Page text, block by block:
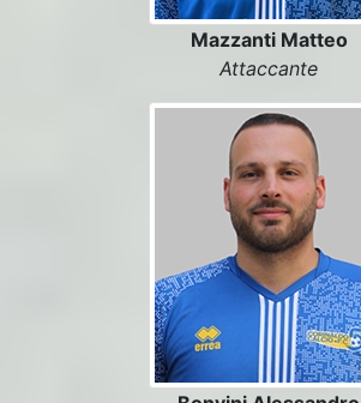
Mazzanti Matteo
Attaccante